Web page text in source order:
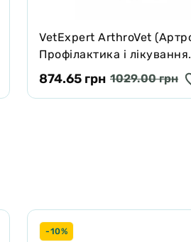
VetExpert ArthroVet
Профілактика і лікування
порушень функцій
хрящів і суглобів 90 табл
874.65 грн 1029.00 грн
-10%